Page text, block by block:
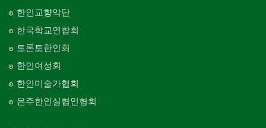
한인교향악단
한국학교연합회
토론토한인회
한인여성회
한인미술가협회
온주한인실협인협회